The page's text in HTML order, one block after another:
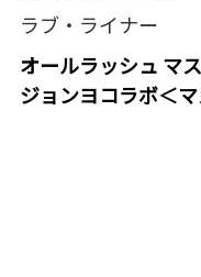
ラブ・ライナー
オールラッシュ マ
ジョンヨコラボ＜